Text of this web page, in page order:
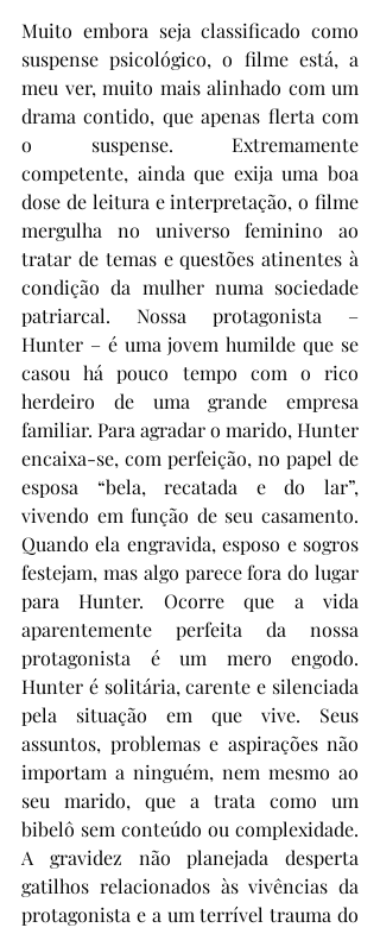
Muito embora seja classificado como
suspense psicológico, o filme está, a
meu ver, muito mais alinhado com um
drama contido, que apenas flerta com
o suspense. Extremamente
competente, ainda que exija uma boa
dose de leitura e interpretação, o filme
mergulha no universo feminino ao
tratar de temas e questões atinentes à
condição da mulher numa sociedade
patriarcal. Nossa protagonista –
Hunter – é uma jovem humilde que se
casou há pouco tempo com o rico
herdeiro de uma grande empresa
familiar. Para agradar o marido, Hunter
encaixa-se, com perfeição, no papel de
esposa “bela, recatada e do lar”,
vivendo em função de seu casamento.
Quando ela engravida, esposo e sogros
festejam, mas algo parece fora do lugar
para Hunter. Ocorre que a vida
aparentemente perfeita da nossa
protagonista é um mero engodo.
Hunter é solitária, carente e silenciada
pela situação em que vive. Seus
assuntos, problemas e aspirações não
importam a ninguém, nem mesmo ao
seu marido, que a trata como um
bibelô sem conteúdo ou complexidade.
A gravidez não planejada desperta
gatilhos relacionados às vivências da
protagonista e a um terrível trauma do